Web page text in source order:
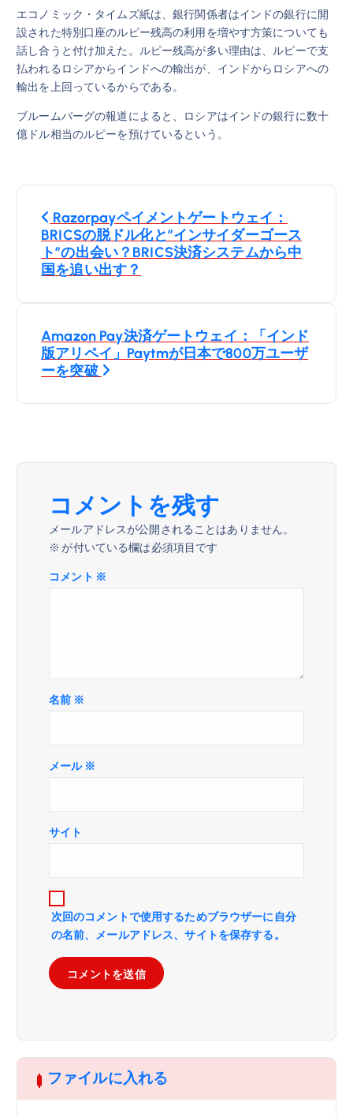
エコノミック・タイムズ紙は、銀行関係者はインドの銀行に開
設された特別口座のルピー残高の利用を増やす方策についても
話し合うと付け加えた。ルピー残高が多い理由は、ルピーで支
払われるロシアからインドへの輸出が、インドからロシアへの
輸出を上回っているからである。
ブルームバーグの報道によると、ロシアはインドの銀行に数十
億ドル相当のルピーを預けているという。
投
稿
ナ
ゲ
ョ
Razorpayペイメントゲートウェイ：
BRICSの脱ドル化と″インサイダーゴース
ト″の出会い？BRICS決済システムから中
国を追い出す？
Amazon Pay決済ゲートウェイ：「インド
版アリペイ」Paytmが日本で800万ユーザ
ーを突破
コメントを残す
メールアドレスが公開されることはありません。
※ が付いている欄は必須項目です
コメント ※
名前 ※
メール ※
サイト
次回のコメントで使用するためブラウザーに自分
の名前、メールアドレス、サイトを保存する。
ファイルに入れる